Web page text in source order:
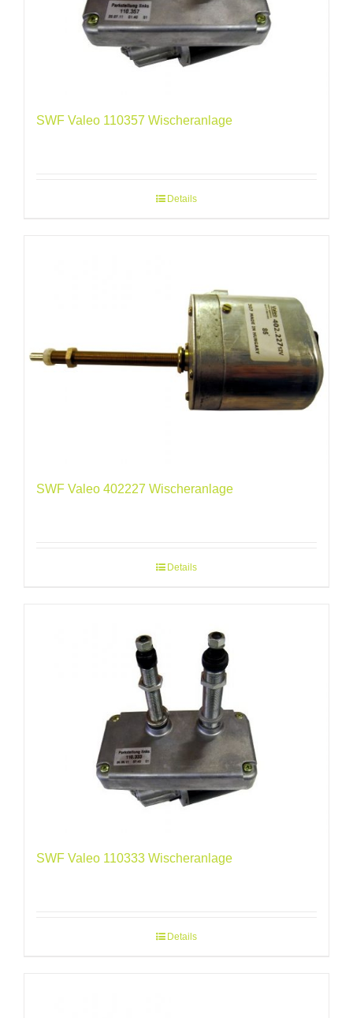
SWF Valeo 110357 Wischeranlage
Details
SWF Valeo 402227 Wischeranlage
Details
SWF Valeo 110333 Wischeranlage
Details